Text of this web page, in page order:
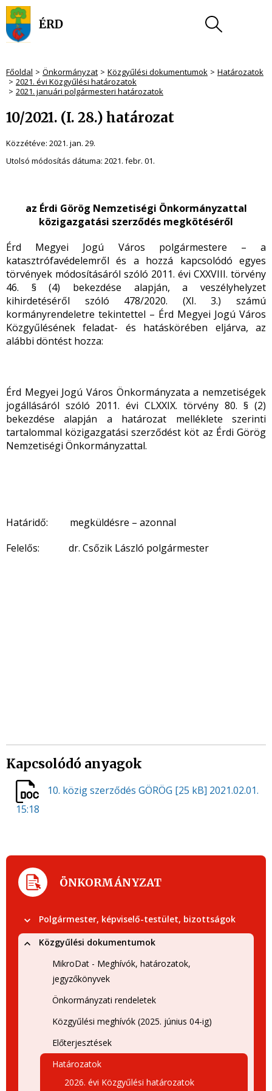
Főoldal Önkormányzat Közgyűlési dokumentumok
Határozatok
2021. évi Közgyűlési határozatok
2021. januári polgármesteri határozatok
10/2021. (I. 28.) határozat
Közzétéve: 2021. jan. 29.
Utolsó módosítás dátuma: 2021. febr. 01.
az Érdi Görög Nemzetiségi Önkormányzattal
közigazgatási szerződés megkötéséről
Érd Megyei Jogú Város polgármestere – a
katasztrófavédelemről és a hozzá kapcsolódó egyes
törvények módosításáról szóló 2011. évi CXXVIII. törvény
46. § (4) bekezdése alapján, a veszélyhelyzet
kihirdetéséről szóló 478/2020. (XI. 3.) számú
kormányrendeletre tekintettel – Érd Megyei Jogú Város
Közgyűlésének feladat- és hatáskörében eljárva, az
alábbi döntést hozza:
Érd Megyei Jogú Város Önkormányzata a nemzetiségek
jogállásáról szóló 2011. évi CLXXIX. törvény 80. § (2)
bekezdése alapján a határozat melléklete szerinti
tartalommal közigazgatási szerződést köt az Érdi Görög
Nemzetiségi Önkormányzattal.
Határidő: megküldésre – azonnal
Felelős: dr. Csőzik László polgármester
Kapcsolódó anyagok
10. közig szerződés GÖRÖG [25 kB] 2021.02.01.
15:18
ÖNKORMÁNYZAT
Polgármester, képviselő-testület, bizottságok
Közgyűlési dokumentumok
MikroDat - Meghívók, határozatok,
jegyzőkönyvek
Önkormányzati rendeletek
Közgyűlési meghívók (2025. június 04-ig)
Előterjesztések
Határozatok
2026. évi Közgyűlési határozatok